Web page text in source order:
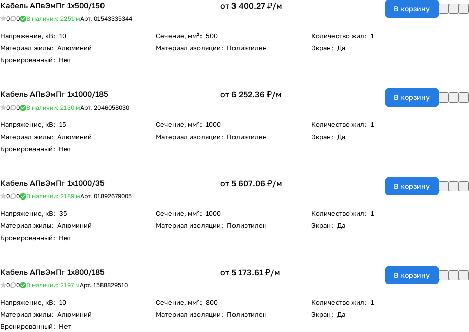
Кабель АПвЭмПг 1х500/150
0 0 В наличии: 2251 мАрт. 01543335344
от 3 400.27 ₽/м В корзину
Напряжение, кВ: 10 Сечение, мм²: 500 Количество жил: 1
Материал жилы: Алюминий Материал изоляции: Полиэтилен Экран: Да
Бронированный: Нет
Кабель АПвЭмПг 1х1000/185
0 0 В наличии: 2130 мАрт. 2046058030
от 6 252.36 ₽/м В корзину
Напряжение, кВ: 15 Сечение, мм²: 1000 Количество жил: 1
Материал жилы: Алюминий Материал изоляции: Полиэтилен Экран: Да
Бронированный: Нет
Кабель АПвЭмПг 1х1000/35
0 0 В наличии: 2189 мАрт. 01892679005
от 5 607.06 ₽/м В корзину
Напряжение, кВ: 35 Сечение, мм²: 1000 Количество жил: 1
Материал жилы: Алюминий Материал изоляции: Полиэтилен Экран: Да
Бронированный: Нет
Кабель АПвЭмПг 1х800/185
0 0 В наличии: 2197 мАрт. 1588829510
от 5 173.61 ₽/м В корзину
Напряжение, кВ: 10 Сечение, мм²: 800 Количество жил: 1
Материал жилы: Алюминий Материал изоляции: Полиэтилен Экран: Да
Бронированный: Нет